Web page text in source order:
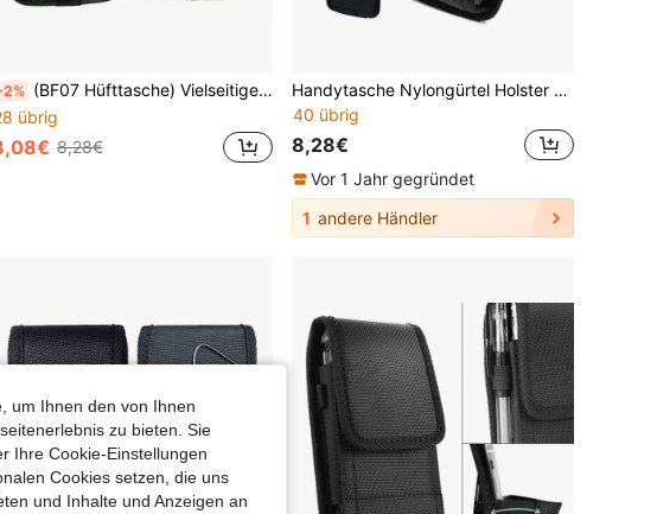
(BF07 Hüfttasche) Vielseitiges Handy-Schutzhülle aus PU-Leder, passend für Männer als Gürtelclip-Tasche für die folgenden Größen
übrig
8,28€
Handytasche Nylongürtel Holster Etui kompatibel mit iPhone 14 12, 12 Pro, 11, 11 Pro, 13, 13 Pro, XR X 6 7 8 Plus, kompatibel mit Samsung Galaxy S23 S22 S20 S21 FE S10+ S9 A14 A54 Moto, Mehrzweck Handyhülle für Arbeit, Wandern, Camping, Grillen, Rettung
40 übrig
8,28€
Vor 1 Jahr gegründet
1 andere Händler
um Ihnen den von Ihnen
zu bieten. Sie
Ihre Cookie-Einstellungen
Cookies setzen, die uns
und Inhalte und Anzeigen an